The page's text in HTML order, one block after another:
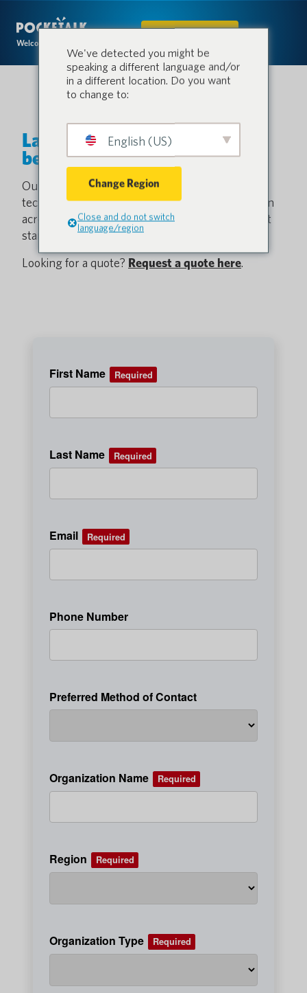
Welcome to the conversation.
IN DEN SHOP
Lassen Sie uns ein Gespräch
beginnen.
Our innovative, cost-effective translation
technology fuels efficiency, safety and satisfaction
across the most critical sectors. Contact us to get
started.
Looking for a quote? Request a quote here.
We've detected you might be
speaking a different language and/or
in a different location. Do you want
to change to:
English (US)
Change Region
Close and do not switch
language/region